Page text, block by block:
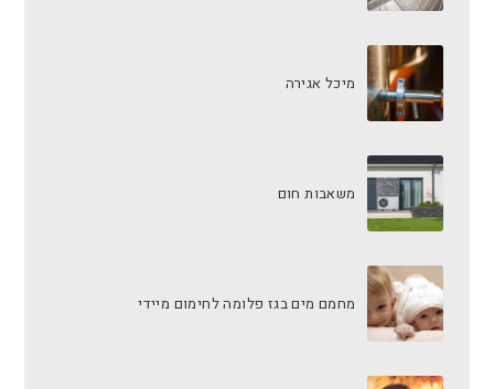
מיכל אגירה
משאבות חום
מחמם מים בגז פלומה לחימום מיידי